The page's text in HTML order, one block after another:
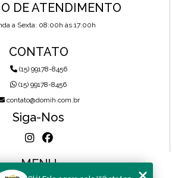
DE ATENDIMENTO
a Sexta: 08:00h às 17:00h
CONTATO
(15) 99178-8456
(15) 99178-8456
contato@domih.com.br
Siga-Nos
MENU